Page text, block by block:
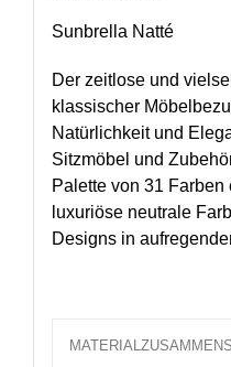
Sunbrella Natté
Der zeitlose und
klassischer
Natürlichkeit und
Sitzmöbel und
Palette von 31
luxuriöse neutrale
Designs in